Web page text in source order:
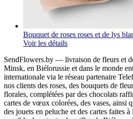
Bouquet de roses roses et de lys
Voir les détails
SendFlowers.by — livraison de fleurs et
Minsk, en Biélorussie et dans le monde
internationale via le réseau partenaire
nos clients des roses, des bouquets de
florales, complétées par des chocolats
cartes de vœux colorées, des vases, ainsi
des jouets en peluche et des cartes faites